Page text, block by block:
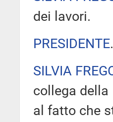
dei lavori.
PRESIDENTE
SILVIA
collega della
al fatto che